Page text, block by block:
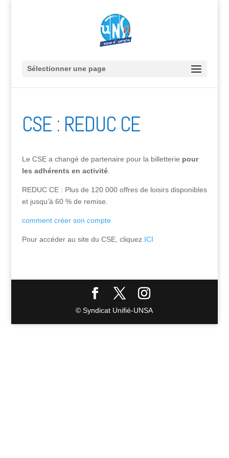
Sélectionner une page
CSE : REDUC CE
Le CSE a changé de partenaire pour la billetterie pour
les adhérents en activité.
REDUC CE : Plus de 120 000 offres de loisirs disponibles
et jusqu’à 60 % de remise.
comment créer son compte
Pour accéder au site du CSE, cliquez ICI
© Syndicat Unifié-UNSA